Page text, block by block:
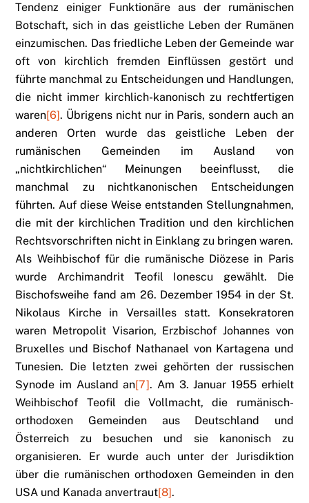
Tendenz einiger Funktionäre aus der rumänischen
Botschaft, sich in das geistliche Leben der Rumänen
einzumischen. Das friedliche Leben der Gemeinde war
oft von kirchlich fremden Einflüssen gestört und
führte manchmal zu Entscheidungen und Handlungen,
die nicht immer kirchlich-kanonisch zu rechtfertigen
waren[6]. Übrigens nicht nur in Paris, sondern auch an
anderen Orten wurde das geistliche Leben der
rumänischen Gemeinden im Ausland von
„nichtkirchlichen“ Meinungen beeinflusst, die
manchmal zu nichtkanonischen Entscheidungen
führten. Auf diese Weise entstanden Stellungnahmen,
die mit der kirchlichen Tradition und den kirchlichen
Rechtsvorschriften nicht in Einklang zu bringen waren.
Als Weihbischof für die rumänische Diözese in Paris
wurde Archimandrit Teofil Ionescu gewählt. Die
Bischofsweihe fand am 26. Dezember 1954 in der St.
Nikolaus Kirche in Versailles statt. Konsekratoren
waren Metropolit Visarion, Erzbischof Johannes von
Bruxelles und Bischof Nathanael von Kartagena und
Tunesien. Die letzten zwei gehörten der russischen
Synode im Ausland an[7]. Am 3. Januar 1955 erhielt
Weihbischof Teofil die Vollmacht, die rumänisch-
orthodoxen Gemeinden aus Deutschland und
Österreich zu besuchen und sie kanonisch zu
organisieren. Er wurde auch unter der Jurisdiktion
über die rumänischen orthodoxen Gemeinden in den
USA und Kanada anvertraut[8].